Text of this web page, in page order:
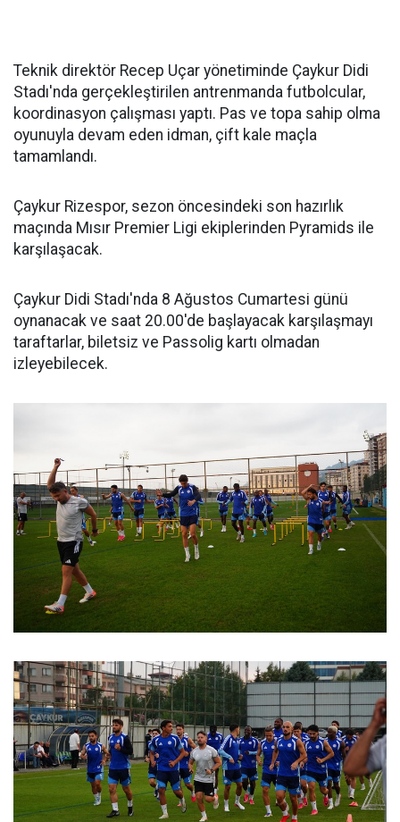
Teknik direktör Recep Uçar yönetiminde Çaykur Didi
Stadı'nda gerçekleştirilen antrenmanda futbolcular,
koordinasyon çalışması yaptı. Pas ve topa sahip olma
oyunuyla devam eden idman, çift kale maçla
tamamlandı.
Çaykur Rizespor, sezon öncesindeki son hazırlık
maçında Mısır Premier Ligi ekiplerinden Pyramids ile
karşılaşacak.
Çaykur Didi Stadı'nda 8 Ağustos Cumartesi günü
oynanacak ve saat 20.00'de başlayacak karşılaşmayı
taraftarlar, biletsiz ve Passolig kartı olmadan
izleyebilecek.